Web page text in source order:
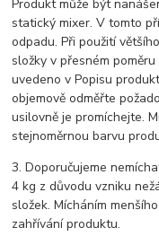
Produkt může být
statický mixer. V tomto
odpadu. Při použití
složky v přesném
uvedeno v Popisu
objemově odměřte
usilovně je promíchejte.
stejnoměrnou barvu
3. Doporučujeme
4 kg z důvodu vzniku
složek. Mícháním
zahřívání produktu.